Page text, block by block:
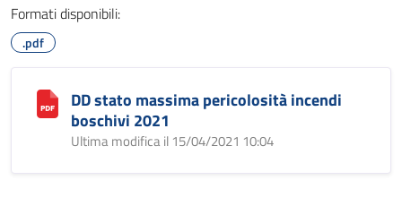
Formati disponibili:
.pdf
DD stato massima pericolosità incendi
boschivi 2021
Ultima modifica il 15/04/2021 10:04